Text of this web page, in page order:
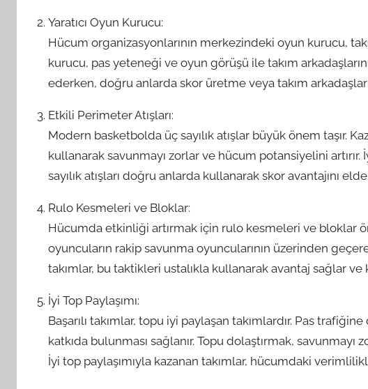
Yaratıcı Oyun Kurucu:
Hücum organizasyonlarının merkezindeki oyun kurucu,
kurucu, pas yeteneği ve oyun görüşü ile takım
ederken, doğru anlarda skor üretme veya takım
Etkili Perimeter Atışları:
Modern basketbolda üç sayılık atışlar büyük önem taşır.
kullanarak savunmayı zorlar ve hücum potansiyelini
sayılık atışları doğru anlarda kullanarak skor avantajını
Rulo Kesmeleri ve Bloklar:
Hücumda etkinliği artırmak için rulo kesmeleri ve bloklar
oyuncuların rakip savunma oyuncularının üzerinden
takımlar, bu taktikleri ustalıkla kullanarak avantaj sağlar ve
İyi Top Paylaşımı:
Başarılı takımlar, topu iyi paylaşan takımlardır. Pas
katkıda bulunması sağlanır. Topu dolaştırmak,
İyi top paylaşımıyla kazanan takımlar, hücumdaki